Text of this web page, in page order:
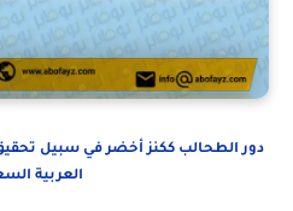
دور الطحالب ككنز أخضر في سبيل
العربية